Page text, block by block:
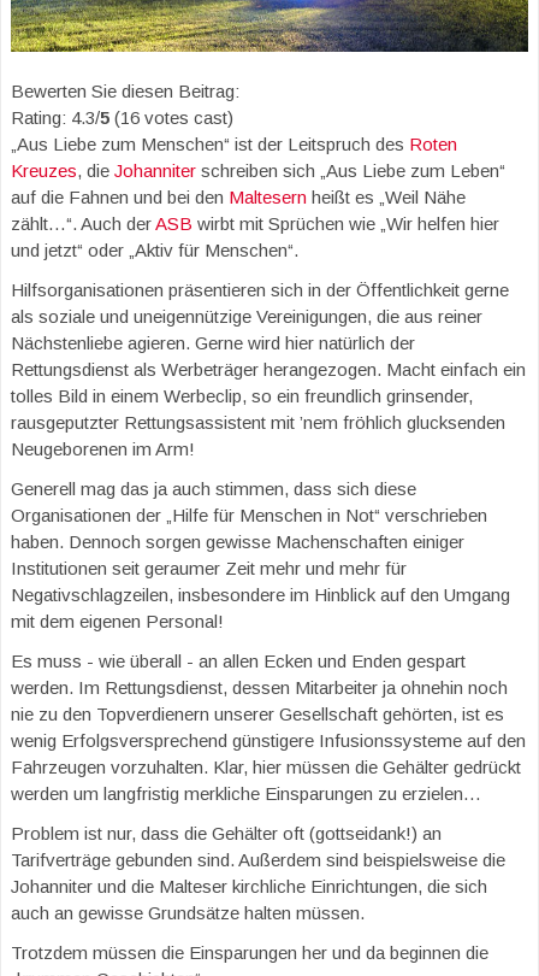
Bewerten Sie diesen Beitrag:
Rating: 4.3/5 (16 votes cast)
„Aus Liebe zum Menschen“ ist der Leitspruch des Roten
Kreuzes, die Johanniter schreiben sich „Aus Liebe zum Leben“
auf die Fahnen und bei den Maltesern heißt es „Weil Nähe
zählt…“. Auch derASB wirbt mit Sprüchen wie „Wir helfen hier
und jetzt“ oder „Aktiv für Menschen“.
Hilfsorganisationen präsentieren sich in der Öffentlichkeit gerne
als soziale und uneigennützige Vereinigungen, die aus reiner
Nächstenliebe agieren. Gerne wird hier natürlich der
Rettungsdienst als Werbeträger herangezogen. Macht einfach ein
tolles Bild in einem Werbeclip, so ein freundlich grinsender,
rausgeputzter Rettungsassistent mit ’nem fröhlich glucksenden
Neugeborenen im Arm!
Generell mag das ja auch stimmen, dass sich diese
Organisationen der „Hilfe für Menschen in Not“ verschrieben
haben. Dennoch sorgen gewisse Machenschaften einiger
Institutionen seit geraumer Zeit mehr und mehr für
Negativschlagzeilen, insbesondere im Hinblick auf den Umgang
mit dem eigenen Personal!
Es muss - wie überall - an allen Ecken und Enden gespart
werden. Im Rettungsdienst, dessen Mitarbeiter ja ohnehin noch
nie zu den Topverdienern unserer Gesellschaft gehörten, ist es
wenig Erfolgsversprechend günstigere Infusionssysteme auf den
Fahrzeugen vorzuhalten. Klar, hier müssen die Gehälter gedrückt
werden um langfristig merkliche Einsparungen zu erzielen…
Problem ist nur, dass die Gehälter oft (gottseidank!) an
Tarifverträge gebunden sind. Außerdem sind beispielsweise die
Johanniter und die Malteser kirchliche Einrichtungen, die sich
auch an gewisse Grundsätze halten müssen.
Trotzdem müssen die Einsparungen her und da beginnen die